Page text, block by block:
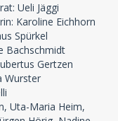
Ueli Jäggi
Karoline Eichhorn
Spürkel
Bachschmidt
Gertzen
Wurster
Uta-Maria Heim,